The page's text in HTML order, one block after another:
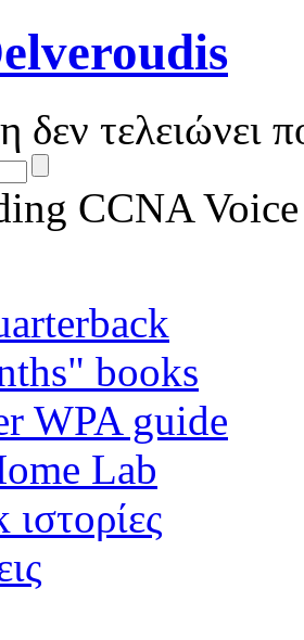
δεν τελειώνει
CCNA
books
WPA guide
Lab